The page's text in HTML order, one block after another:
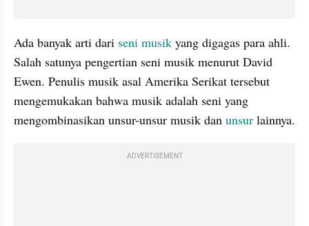
Ada banyak arti dari seni musik yang digagas para ahli.
Salah satunya pengertian seni musik menurut David
Ewen. Penulis musik asal Amerika Serikat tersebut
mengemukakan bahwa musik adalah seni yang
mengombinasikan unsur-unsur musik dan unsur lainnya.
ADVERTISEMENT